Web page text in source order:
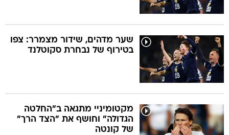
שער מדהים, שידור מצמרר: צפו
בטירוף של נבחרת סקוטלנד
מקטומיניי מתגאה ב"החלטה
הגדולה" וחושף את "הצד הרך"
של קונטה